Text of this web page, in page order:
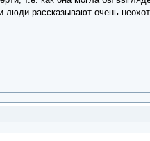
рассказывают очень